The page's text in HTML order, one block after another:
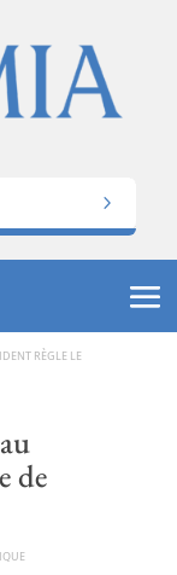
RÈGLE LE
de